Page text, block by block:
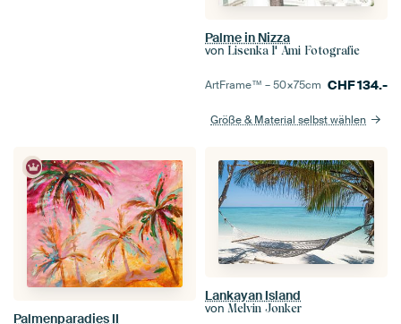
Palme in Nizza
von Lisenka l' Ami Fotografie
ArtFrame™ –50×75cm CHF134.-
Größe & Material selbst wählen
Palmenparadies II
Lankayan Island
von Melvin Jonker